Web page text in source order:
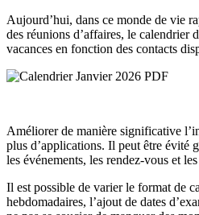
Aujourd’hui, dans ce monde de vie
des réunions d’affaires, le calendrier
vacances en fonction des contacts
Améliorer de manière significative
plus d’applications. Il peut être évité
les événements, les rendez-vous et
Il est possible de varier le format de
hebdomadaires, l’ajout de dates